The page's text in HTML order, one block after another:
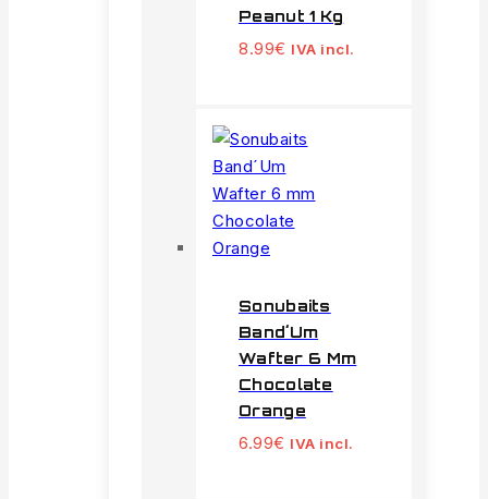
Peanut 1 Kg
8.99€ IVA incl.
Sonubaits
Band´Um
Wafter 6 Mm
Chocolate
Orange
6.99€ IVA incl.